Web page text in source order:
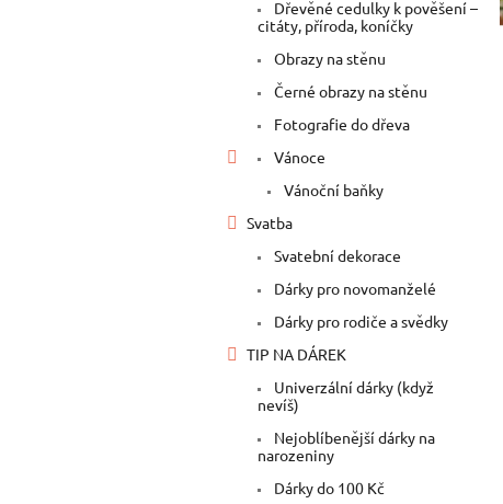
Dřevěné cedulky k pověšení –
citáty, příroda, koníčky
Obrazy na stěnu
Černé obrazy na stěnu
Fotografie do dřeva
Vánoce
Vánoční baňky
Svatba
Svatební dekorace
Dárky pro novomanželé
Dárky pro rodiče a svědky
TIP NA DÁREK
Univerzální dárky (když
nevíš)
Nejoblíbenější dárky na
narozeniny
Dárky do 100 Kč